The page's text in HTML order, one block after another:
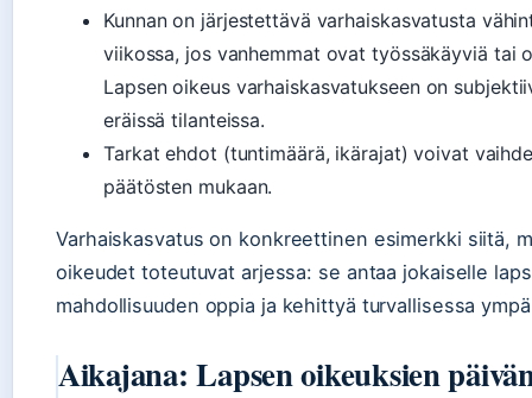
Kunnan on järjestettävä varhaiskasvatusta
viikossa, jos vanhemmat ovat työssäkäyviä tai
Lapsen oikeus varhaiskasvatukseen on
eräissä tilanteissa.
Tarkat ehdot (tuntimäärä, ikärajat) voivat
päätösten mukaan.
Varhaiskasvatus on konkreettinen esimerkki siitä,
oikeudet toteutuvat arjessa: se antaa jokaiselle
mahdollisuuden oppia ja kehittyä turvallisessa
Aikajana: Lapsen oikeuksien